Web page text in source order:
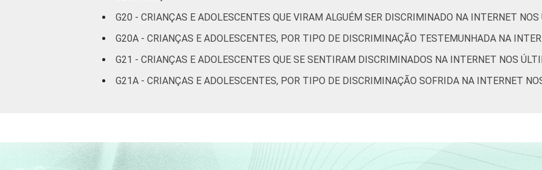
Não
0 2 0 0 0 1
CLASSE
AB 1 0 1 0 1 0
C 1 1 2 1 1 1
Fonte: CGI.br/NIC.br, Centro Regional de Estudos para o Desenvolvimento da Sociedade da
por Crianças e Adolescentes no Brasil – TIC Kids Online Brasil 2017. ¹Dados coletados por meio de
G20 - CRIANÇAS E ADOLESCENTES QUE VIRAM ALGUÉM SER DISCRIMINADO NA INTERNET
G20A - CRIANÇAS E ADOLESCENTES, POR TIPO DE DISCRIMINAÇÃO TESTEMUNHADA NA
G21 - CRIANÇAS E ADOLESCENTES QUE SE SENTIRAM DISCRIMINADOS NA INTERNET NOS
G21A - CRIANÇAS E ADOLESCENTES, POR TIPO DE DISCRIMINAÇÃO SOFRIDA NA INTERNET